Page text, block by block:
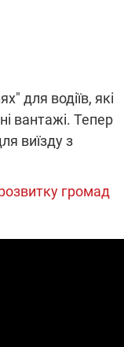
для водіїв, які
вантажі. Тепер
виїзду з
громад